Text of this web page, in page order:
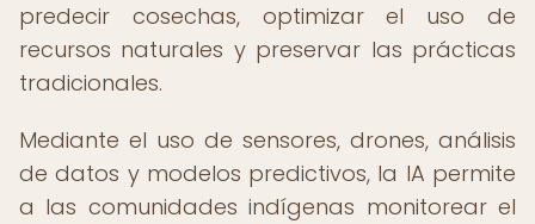
predecir cosechas, optimizar el uso de
recursos naturales y preservar las prácticas
tradicionales.
Mediante el uso de sensores, drones, análisis
de datos y modelos predictivos, la IA permite
a las comunidades indígenas monitorear el